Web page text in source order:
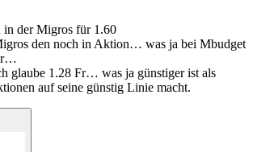
in der Migros für 1.60
den noch in Aktion… was ja bei Mbudget
glaube 1.28 Fr… was ja günstiger ist als
auf seine günstig Linie macht.